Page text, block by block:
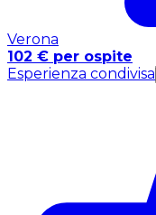
Verona
102 € per ospite
Esperienza condivisa